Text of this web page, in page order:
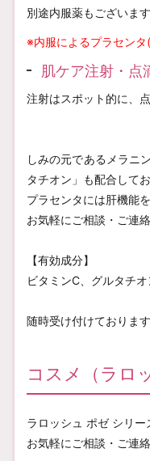
別途内服薬もございま
※内服によるプラセンタ
肌ケア注射・点
注射はスポット的に、
しみの元であるメラニ
タチオン」も配合して
プラセンタには肝機能
お気軽にご相談・ご連絡
【有効成分】
ビタミンC、グルタチ
随時受け付けておりま
コスメ（ラロ
ラロッシュ ポゼ シリー
お気軽にご相談・ご連絡